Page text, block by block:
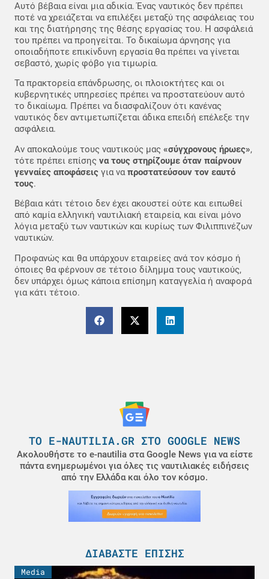
Αυτό βέβαια είναι μια αδικία. Ένας ναυτικός δεν πρέπει
ποτέ να χρειάζεται να επιλέξει μεταξύ της ασφάλειας του
και της διατήρησης της θέσης εργασίας του. Η ασφάλειά
του πρέπει να προηγείται. Το δικαίωμα άρνησης για
οποιαδήποτε επικίνδυνη εργασία θα πρέπει να γίνεται
σεβαστό, χωρίς φόβο για τιμωρία.
Τα πρακτορεία επάνδρωσης, οι πλοιοκτήτες και οι
κυβερνητικές υπηρεσίες πρέπει να προστατεύουν αυτό
το δικαίωμα. Πρέπει να διασφαλίζουν ότι κανένας
ναυτικός δεν αντιμετωπίζεται άδικα επειδή επέλεξε την
ασφάλεια.
Αν αποκαλούμε τους ναυτικούς μας «σύγχρονους ήρωες»,
τότε πρέπει επίσης να τους στηρίζουμε όταν παίρνουν
γενναίες αποφάσεις για ναπροστατεύσουν τον εαυτό
τους.
Βέβαια κάτι τέτοιο δεν έχει ακουστεί ούτε και ειπωθεί
από καμία ελληνική ναυτιλιακή εταιρεία, και είναι μόνο
λόγια μεταξύ των ναυτικών και κυρίως των Φιλιππινέζων
ναυτικών.
Προφανώς και θα υπάρχουν εταιρείες ανά τον κόσμο ή
όποιες θα φέρνουν σε τέτοιο δίλημμα τους ναυτικούς,
δεν υπάρχει όμως κάποια επίσημη καταγγελία ή αναφορά
για κάτι τέτοιο.
ΤΟ E-NAUTILIA.GR ΣΤΟ GOOGLE NEWS
Ακολουθήστε το e-nautilia στα Google News για να είστε
πάντα ενημερωμένοι για όλες τις ναυτιλιακές ειδήσεις
από την Ελλάδα και όλο τον κόσμο.
ΔΙΑΒΆΣΤΕ ΕΠΊΣΗΣ
Media